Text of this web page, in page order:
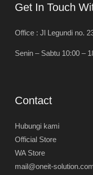
Get In Touch
Office : Jl Legundi no.
Senin – Sabtu 10:00 –
Contact
Hubungi kami
Official Store
WA Store
mail@oneit-